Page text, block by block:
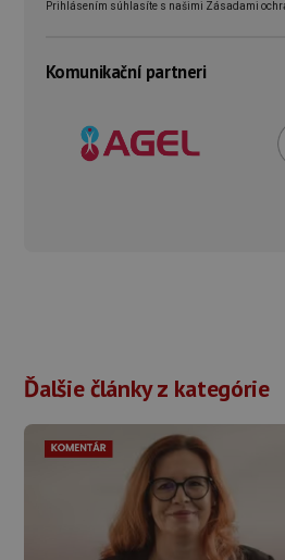
Prihlásením súhlasíte s našimi Zásadami
Komunikační partneri
Ďalšie články z kategórie